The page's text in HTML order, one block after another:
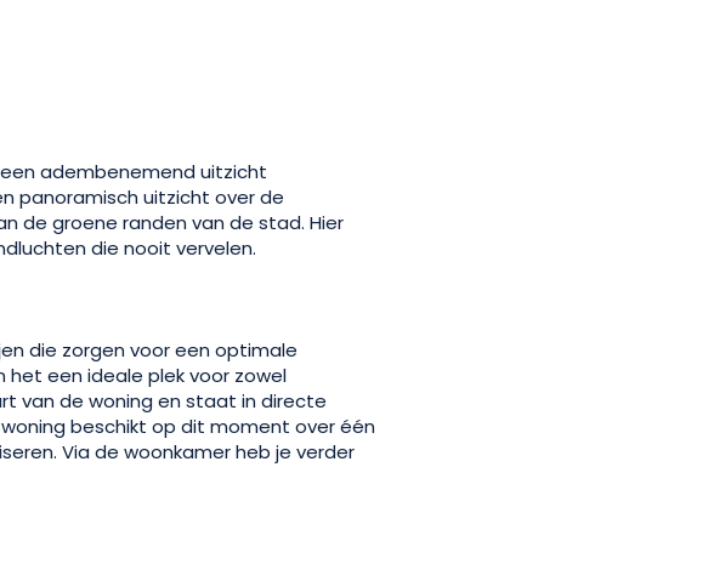
adembenemend uitzicht
panoramisch uitzicht over de
de groene randen van de stad. Hier
die nooit vervelen.
die zorgen voor een optimale
het een ideale plek voor zowel
van de woning en staat in directe
beschikt op dit moment over één
Via de woonkamer heb je verder